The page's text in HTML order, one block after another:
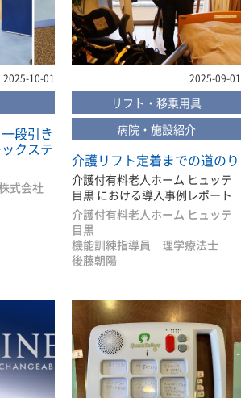
2025-10-01
段引き
クステ
式会社
2025-09-01
リフト・移乗用具
病院・施設紹介
介護リフト定着までの道のり
介護付有料老人ホーム ヒュッテ
目黒 における導入事例レポート
介護付有料老人ホーム ヒュッテ
目黒
機能訓練指導員 理学療法士
後藤朝陽